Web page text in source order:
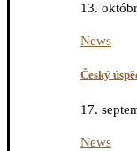
13.
News
Český
17.
News